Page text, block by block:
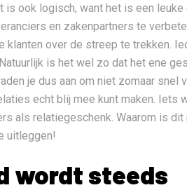
is ook logisch, want het is een leuke
en zakenpartners te
klanten over de streep te trekken.
is het wel zo dat het ene
je dus aan om niet zomaar snel
echt blij mee kunt maken. Iets
als relatiegeschenk. Waarom is dit
uitleggen!
wordt steeds